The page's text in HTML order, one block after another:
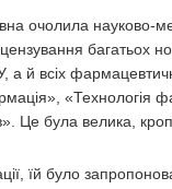
очолила
й всіх
«Технологія
Це була велика,
їй було